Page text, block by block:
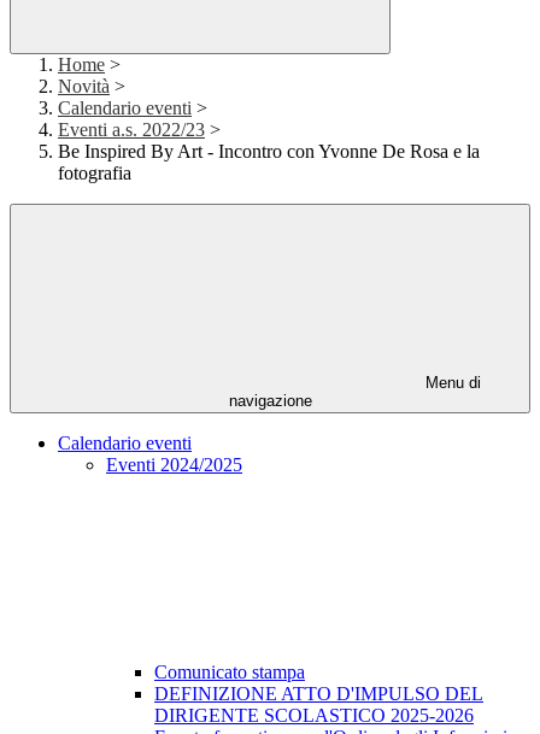
Home >
Novità >
Calendario eventi >
Eventi a.s. 2022/23 >
Be Inspired By Art - Incontro con Yvonne De Rosa e la
fotografia
Menu di
navigazione
Calendario eventi
Eventi 2024/2025
Comunicato stampa
DEFINIZIONE ATTO D'IMPULSO DEL
DIRIGENTE SCOLASTICO 2025-2026